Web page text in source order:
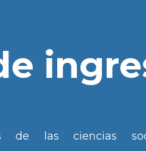
de las ciencias